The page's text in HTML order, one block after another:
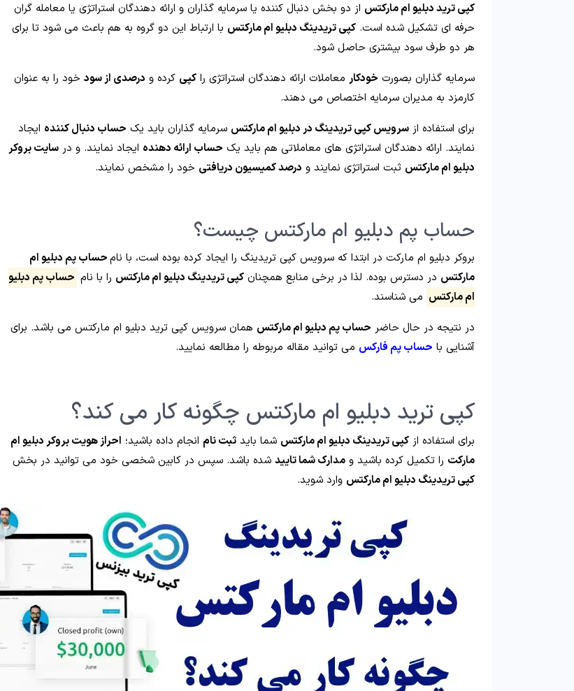
کپی ترید دبلیو ام مارکتس از دو بخش دنبال کننده یا سرمایه گذاران و ارائه دهندگان استراتژی یا معامله گران
حرفه ای تشکیل شده است. کپی تریدینگ دبلیو ام مارکتس با ارتباط این دو گروه به هم باعث می شود تا برای
هر دو طرف سود بیشتری حاصل شود.
سرمایه گذاران بصورت خودکار معاملات ارائه دهندگان استراتژی را کپی کرده و درصدی از سود خود را به عنوان
کارمزد به مدیران سرمایه اختصاص می دهند.
برای استفاده از سرویس کپی تریدینگ در دبلیو ام مارکتس سرمایه گذاران باید یک حساب دنبال کننده ایجاد
نمایند. ارائه دهندگان استراتژی های معاملاتی هم باید یک حساب ارائه دهنده ایجاد نمایند. و در سایت بروکر
دبلیو ام مارکتس ثبت استراتژی نمایند و درصد کمیسیون دریافتی خود را مشخص نمایند.
حساب پم دبلیو ام مارکتس چیست؟
بروکر دبلیو ام مارکت در ابتدا که سرویس کپی تریدینگ را ایجاد کرده بوده است، با نامحساب پم دبلیو ام
مارکتس در دسترس بوده. لذا در برخی منابع همچنان کپی تریدینگ دبلیو ام مارکتس را با نام حساب پم دبلیو
ام مارکتس می شناسند.
در نتیجه در حال حاضر حساب پم دبلیو ام مارکتس همان سرویس کپی ترید دبلیو ام مارکتس می باشد. برای
آشنایی با حساب پم فارکس می توانید مقاله مربوطه را مطالعه نمایید.
کپی ترید دبلیو ام مارکتس چگونه کار می کند؟
برای استفاده از کپی تریدینگ دبلیو ام مارکتس شما باید ثبت نام انجام داده باشید؛ احراز هویت بروکر دبلیو ام
مارکت را تکمیل کرده باشید و مدارک شما تایید شده باشد. سپس در کابین شخصی خود می توانید در بخش
کپی تریدینگ دبلیو ام مارکتس وارد شوید.